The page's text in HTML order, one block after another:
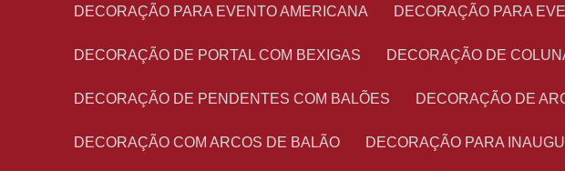
DECORAÇÃO PARA EVENTO AMERICANA DECORAÇÃO PARA
DECORAÇÃO DE PORTAL COM BEXIGAS DECORAÇÃO DE
DECORAÇÃO DE PENDENTES COM BALÕES DECORAÇÃO DE
DECORAÇÃO COM ARCOS DE BALÃO DECORAÇÃO PARA